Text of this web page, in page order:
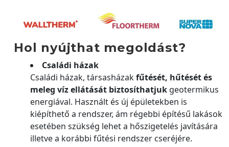
Hol nyújthat megoldást?
Családi házak
Családi házak, társasházakfűtését, hűtését és
meleg víz ellátását biztosíthatjuk geotermikus
energiával. Használt és új épületekben is
kiépíthető a rendszer, ám régebbi építésű lakások
esetében szükség lehet a hőszigetelés javítására
illetve a korábbi fűtési rendszer cseréjére.